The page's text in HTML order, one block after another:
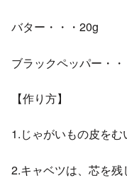
バター・・・20g
ブラックペッパー・
【作り方】
1.じゃがいもの皮を
2.キャベツは、芯を